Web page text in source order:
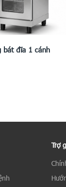
bát đĩa 1 cánh
Trợ